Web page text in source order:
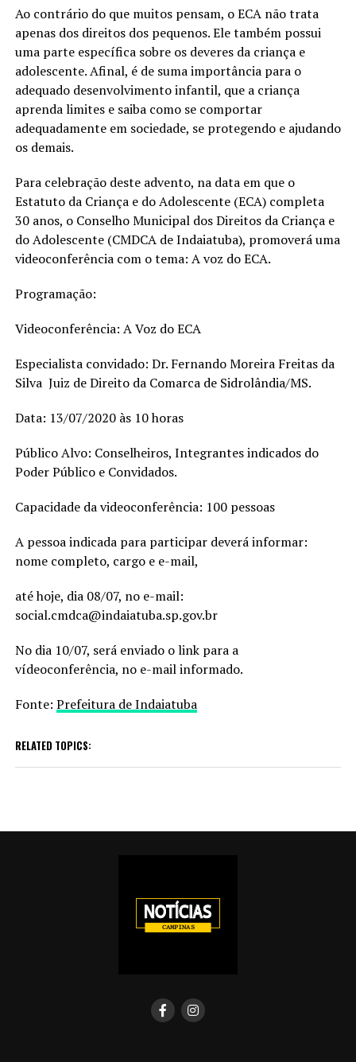
Ao contrário do que muitos pensam, o ECA não trata
apenas dos direitos dos pequenos. Ele também possui
uma parte específica sobre os deveres da criança e
adolescente. Afinal, é de suma importância para o
adequado desenvolvimento infantil, que a criança
aprenda limites e saiba como se comportar
adequadamente em sociedade, se protegendo e ajudando
os demais.
Para celebração deste advento, na data em que o
Estatuto da Criança e do Adolescente (ECA) completa
30 anos, o Conselho Municipal dos Direitos da Criança e
do Adolescente (CMDCA de Indaiatuba), promoverá uma
videoconferência com o tema: A voz do ECA.
Programação:
Videoconferência: A Voz do ECA
Especialista convidado: Dr. Fernando Moreira Freitas da
Silva  Juiz de Direito da Comarca de Sidrolândia/MS.
Data: 13/07/2020 às 10 horas
Público Alvo: Conselheiros, Integrantes indicados do
Poder Público e Convidados.
Capacidade da videoconferência: 100 pessoas
A pessoa indicada para participar deverá informar:
nome completo, cargo e e-mail,
até hoje, dia 08/07, no e-mail:
social.cmdca@indaiatuba.sp.gov.br
No dia 10/07, será enviado o link para a
vídeoconferência, no e-mail informado.
Fonte: Prefeitura de Indaiatuba
RELATED TOPICS: